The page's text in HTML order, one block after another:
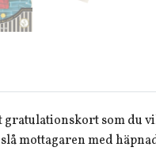
som du
mottagaren med